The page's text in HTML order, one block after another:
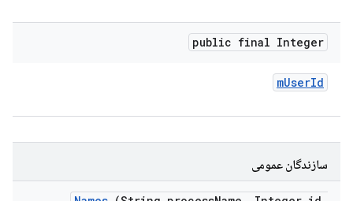
public final Integer
mUserId
سازندگان عمومی